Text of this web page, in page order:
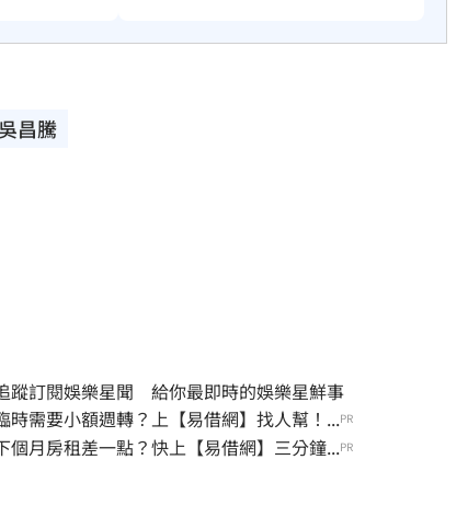
吳昌騰
蹤訂閱娛樂星聞 給你最即時的娛樂星鮮事
時需要小額週轉？上【易借網】找人幫！...PR
個月房租差一點？快上【易借網】三分鐘...PR